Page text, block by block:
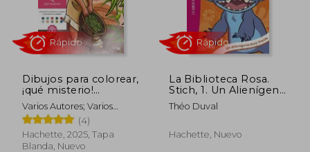
Dibujos para colorear,
¡qué misterio!
Pequeñas princesas
Varios Autores; Varios
Autores
(4)
Hachette, 2025, Tapa
Blanda, Nuevo
Rápido
La Biblioteca Rosa.
Stich, 1. Un Alienígena
muy Trasto
Théo Duval
Hachette, Nuevo